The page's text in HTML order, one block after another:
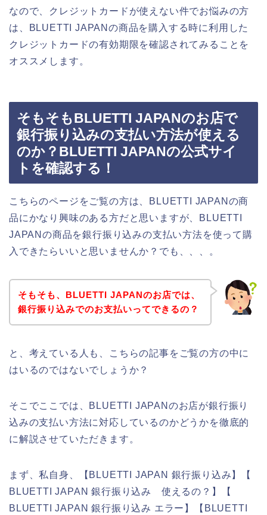
なので、クレジットカードが使えない件でお悩みの方
は、BLUETTI JAPANの商品を購入する時に利用した
クレジットカードの有効期限を確認されてみることを
オススメします。
そもそもBLUETTI JAPANのお店で
銀行振り込みの支払い方法が使える
のか？BLUETTI JAPANの公式サイ
トを確認する！
こちらのページをご覧の方は、BLUETTI JAPANの商
品にかなり興味のある方だと思いますが、BLUETTI
JAPANの商品を銀行振り込みの支払い方法を使って購
入できたらいいと思いませんか？でも、、、。
そもそも、BLUETTI JAPANのお店では、
銀行振り込みでのお支払いってできるの？
と、考えている人も、こちらの記事をご覧の方の中に
はいるのではないでしょうか？
そこでここでは、BLUETTI JAPANのお店が銀行振り
込みの支払い方法に対応しているのかどうかを徹底的
に解説させていただきます。
まず、私自身、【BLUETTI JAPAN 銀行振り込み】【
BLUETTI JAPAN 銀行振り込み 使えるの？】【
BLUETTI JAPAN 銀行振り込み エラー】【BLUETTI